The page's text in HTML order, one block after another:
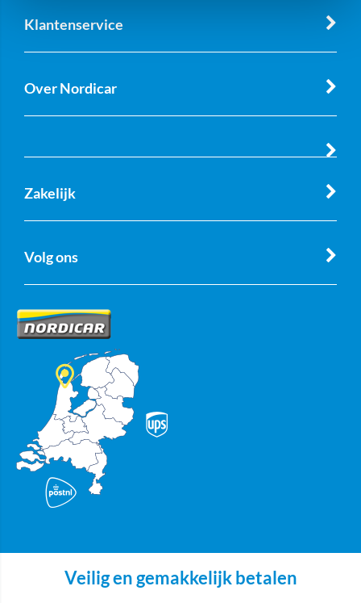
Klantenservice
Over Nordicar
Zakelijk
Volg ons
Veilig en gemakkelijk betalen